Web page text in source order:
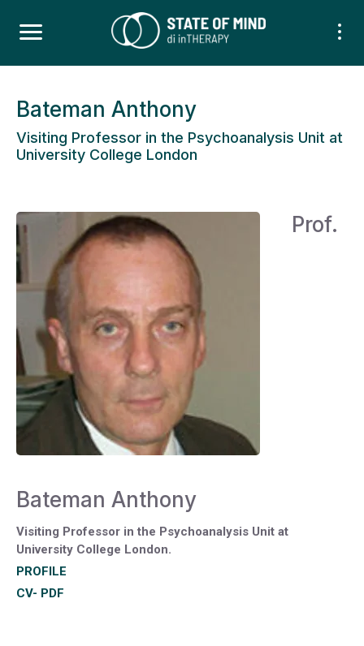
Bateman Anthony
Visiting Professor in the Psychoanalysis Unit at
University College London
Prof.
Bateman Anthony
Visiting Professor in the Psychoanalysis Unit at
University College London.
PROFILE
CV- PDF